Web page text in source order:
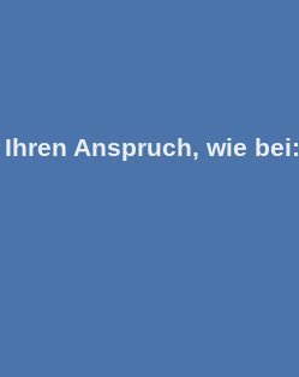
Anspruch, wie bei: